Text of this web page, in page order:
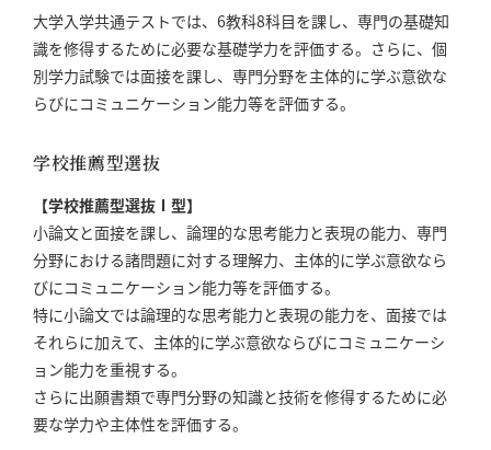
大学入学共通テストでは、6教科8科目を課し、専門の基礎知
識を修得するために必要な基礎学力を評価する。さらに、個
別学力試験では面接を課し、専門分野を主体的に学ぶ意欲な
らびにコミュニケーション能力等を評価する。
学校推薦型選抜
【学校推薦型選抜Ⅰ型】
小論文と面接を課し、論理的な思考能力と表現の能力、専門
分野における諸問題に対する理解力、主体的に学ぶ意欲なら
びにコミュニケーション能力等を評価する。
特に小論文では論理的な思考能力と表現の能力を、面接では
それらに加えて、主体的に学ぶ意欲ならびにコミュニケーシ
ョン能力を重視する。
さらに出願書類で専門分野の知識と技術を修得するために必
要な学力や主体性を評価する。